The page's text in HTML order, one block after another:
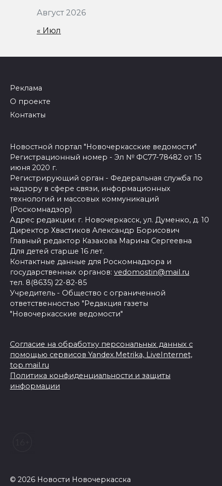
Август 2026
« Июл
Реклама
О проекте
Контакты
Новостной портал "Новочеркасские ведомости"
Регистрационный номер - Эл № ФС77-78482 от 15
июня 2020 г.
Регистрирующий орган - Федеральная служба по
надзору в сфере связи, информационных
технологий и массовых коммуникаций
(Роскомнадзор)
Адрес редакции: г. Новочеркасск, ул. Думенко, д. 10
Директор Хвастиков Александр Борисович
Главный редактор Казакова Марина Сергеевна
Для детей старше 16 лет.
Контактные данные для Роскомнадзора и
государственных органов: vedomostin@mail.ru
тел. 8(8635) 22-82-85
Учредитель - Общество с ограниченной
ответственностью "Редакция газеты
"Новочеркасские ведомости"
Согласие на обработку персональных данных с
помощью сервисов Yandex.Metrika, LiveInternet,
top.mail.ru
Политика конфиденциальности и защиты
информации
© 2026 Новости Новочеркасска